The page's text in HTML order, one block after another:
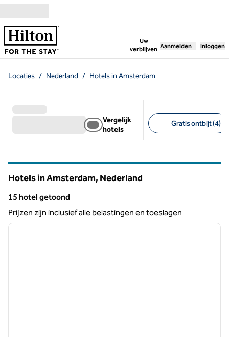
Uw
verblijven
, opent nieuw
Aanmelden Inloggen
Locaties / Nederland / Hotels in Amsterdam
Vergelijk
hotels
Gratis ontbijt (4)
Hotels in Amsterdam, Nederland
15 hotel getoond
15 hotel getoond
Prijzen zijn inclusief alle belastingen en toeslagen
1 van 12